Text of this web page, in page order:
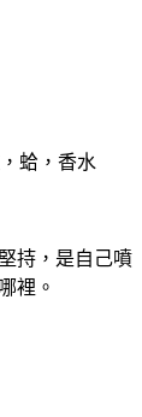
蛤，香水
持，是自己噴
裡。